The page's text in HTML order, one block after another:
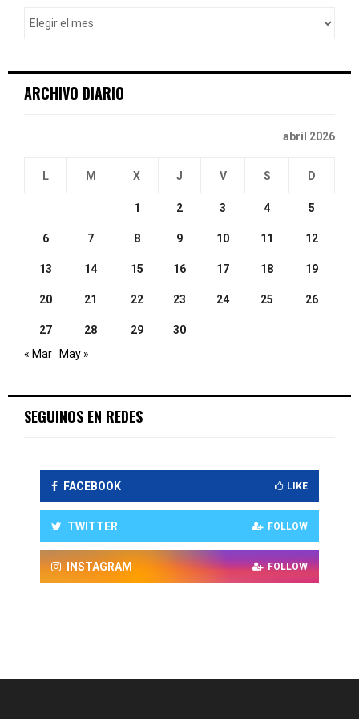
ARCHIVO DIARIO
abril 2026
L M X J V S D
1 2 3 4 5
6 7 8 9 10 11 12
13 14 15 16 17 18 19
20 21 22 23 24 25 26
27 28 29
30
« Mar
May »
SEGUINOS EN REDES
FACEBOOK LIKE
TWITTER FOLLOW
INSTAGRAM FOLLOW